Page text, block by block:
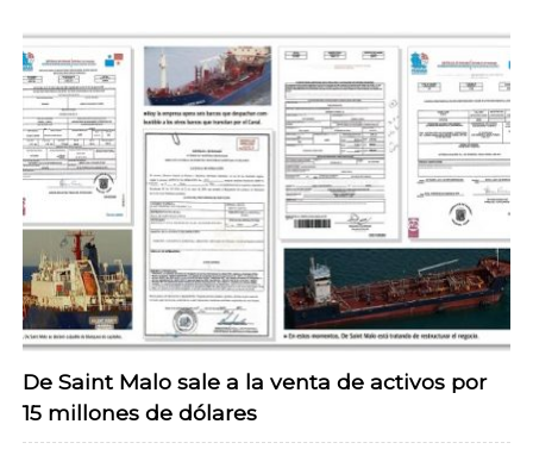
De Saint Malo sale a la venta de activos por
15 millones de dólares